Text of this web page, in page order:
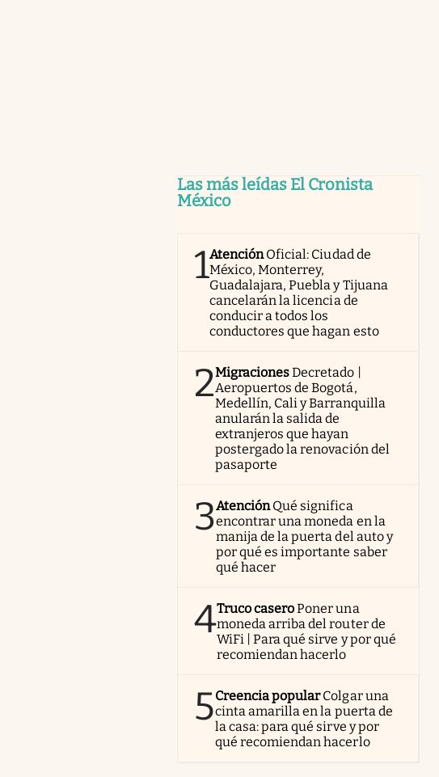
Las más leídas El Cronista
México
1AtenciónOficial: Ciudad de
México, Monterrey,
Guadalajara, Puebla y Tijuana
cancelarán la licencia de
conducir a todos los
conductores que hagan esto
2MigracionesDecretado |
Aeropuertos de Bogotá,
Medellín, Cali y Barranquilla
anularán la salida de
extranjeros que hayan
postergado la renovación del
pasaporte
3AtenciónQué significa
encontrar una moneda en la
manija de la puerta del auto y
por qué es importante saber
qué hacer
4Truco caseroPoner una
moneda arriba del router de
WiFi | Para qué sirve y por qué
recomiendan hacerlo
5Creencia popularColgar una
cinta amarilla en la puerta de
la casa: para qué sirve y por
qué recomiendan hacerlo